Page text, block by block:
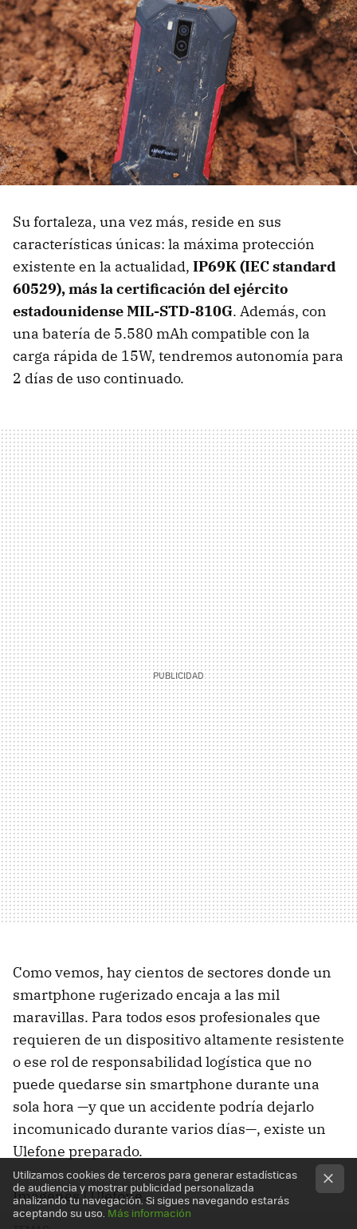
Su fortaleza, una vez más, reside en sus
características únicas: la máxima protección
existente en la actualidad, IP69K (IEC standard
60529), más la certificación del ejército
estadounidense MIL-STD-810G. Además, con
una batería de 5.580 mAh compatible con la
carga rápida de 15W, tendremos autonomía para
2 días de uso continuado.
Como vemos, hay cientos de sectores donde un
smartphone rugerizado encaja a las mil
maravillas. Para todos esos profesionales que
requieren de un dispositivo altamente resistente
o ese rol de responsabilidad logística que no
puede quedarse sin smartphone durante una
sola hora —y que un accidente podría dejarlo
incomunicado durante varios días—, existe un
Ulefone preparado.
Imágenes | Ulefone.
Utilizamos cookies de terceros para generar estadísticas
de audiencia y mostrar publicidad personalizada
analizando tu navegación. Si sigues navegando estarás
aceptando su uso. Más información